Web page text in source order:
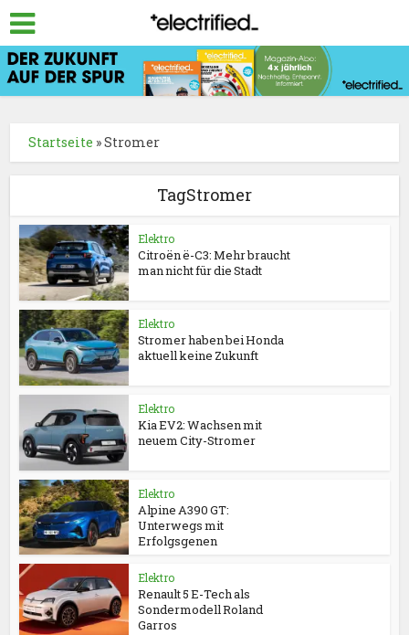
Startseite »Stromer
TagStromer
Elektro
Citroën ë-C3: Mehr braucht
man nicht für die Stadt
Elektro
Stromer haben bei Honda
aktuell keine Zukunft
Elektro
Kia EV2: Wachsen mit
neuem City-Stromer
Elektro
Alpine A390 GT:
Unterwegs mit
Erfolgsgenen
Elektro
Renault 5 E-Tech als
Sondermodell Roland
Garros